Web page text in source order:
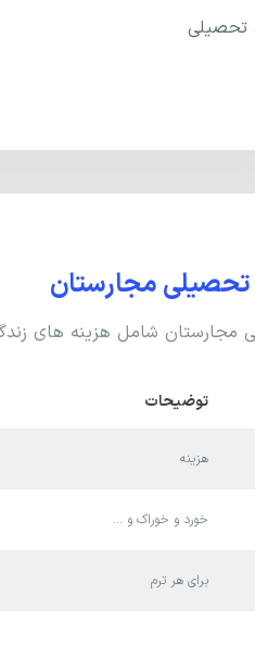
تحصیلی
تحصیلی مجارستان
مجارستان شامل هزینه های
توضیحات
هزینه
خورد و خوراک و ...
برای هر ترم